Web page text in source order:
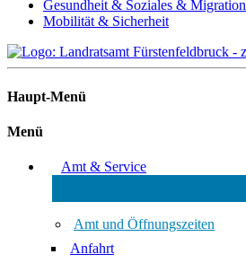
Gesundheit & Soziales & Migration
Mobilität & Sicherheit
Haupt-Menü
Menü
Amt & Service
Amt und Öffnungszeiten
Anfahrt